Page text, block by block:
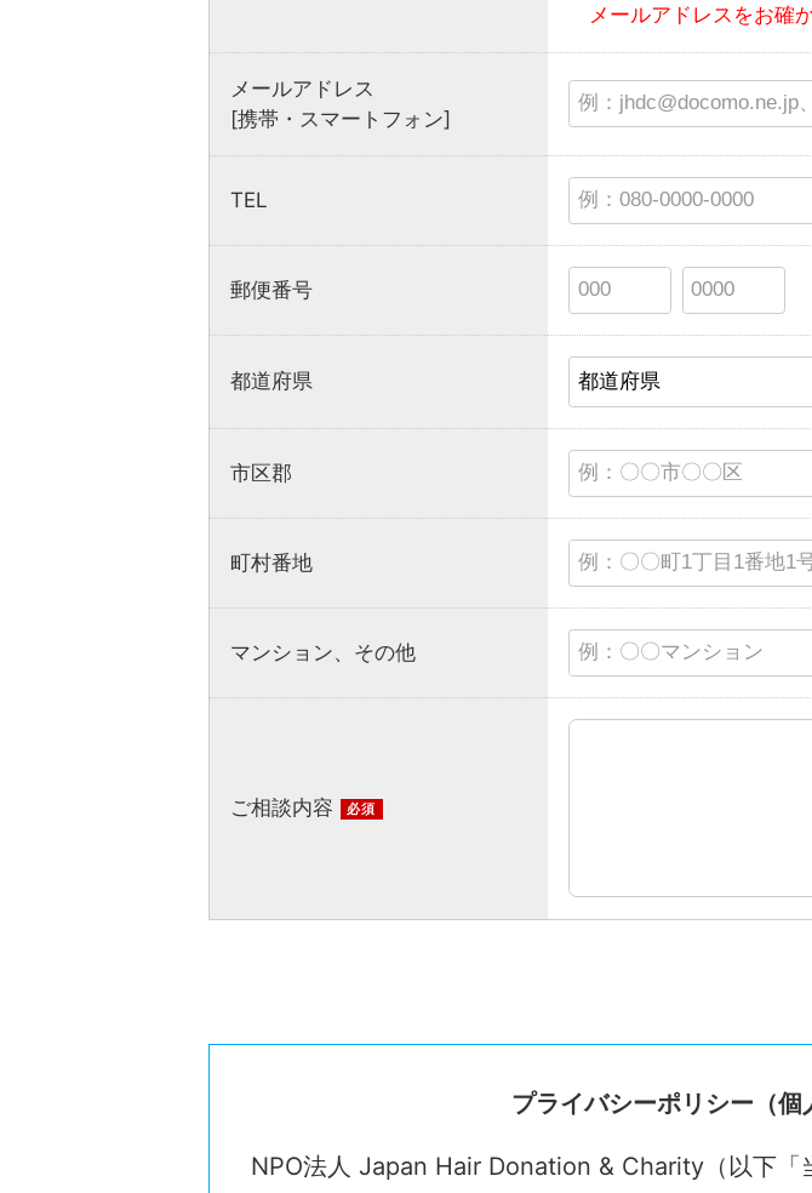
メールアドレスをお確
メールアドレス
[携帯・スマートフォン]
TEL
郵便番号
都道府県
市区郡
町村番地
マンション、その他
ご相談内容 必須
プライバシーポリシー（
NPO法人 Japan Hair Donation & Charity（以下「